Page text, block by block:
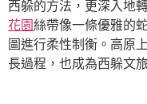
西躲的方法，更深入地
花園絲帶像一條優雅的
圖進行柔性制衡。高原
長過程，也成為西躲文